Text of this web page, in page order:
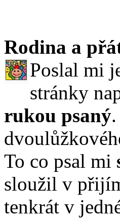
Rodina a
Poslal mi
stránky
rukou psaný
To co psal mi
sloužil v
tenkrát v